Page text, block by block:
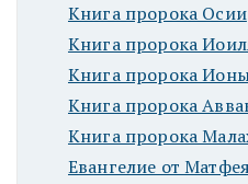
Книга пророка Осии
Книга пророка
Книга пророка
Книга пророка
Книга пророка
Евангелие от Матфея